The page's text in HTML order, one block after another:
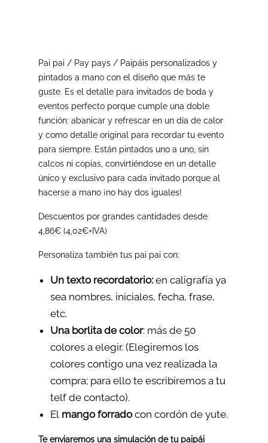
Pai pai / Pay pays / Paipáis personalizados y
pintados a mano con el diseño que más te
guste. Es el detalle para invitados de boda y
eventos perfecto porque cumple una doble
función: abanicar y refrescar en un día de calor
y como detalle original para recordar tu evento
para siempre. Están pintados uno a uno, sin
calcos ni copias, convirtiéndose en un detalle
único y exclusivo para cada invitado porque al
hacerse a mano ¡no hay dos iguales!
Descuentos por grandes cantidades desde
4,86€ (4,02€+IVA)
Personaliza también tus pai pai con:
Un texto recordatorio: en caligrafía ya
sea nombres, iniciales, fecha, frase,
etc.
Una borlita de color: más de 50
colores a elegir. (Elegiremos los
colores contigo una vez realizada la
compra; para ello te escribiremos a tu
telf de contacto).
El mango forradocon cordón de yute.
Te enviaremos una simulación de tu paipái